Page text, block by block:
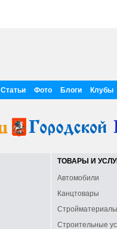
Статьи Фото Блоги Клубы
ТОВАРЫ И
Автомобили
Канцтовары
Стройматериалы
Строительные